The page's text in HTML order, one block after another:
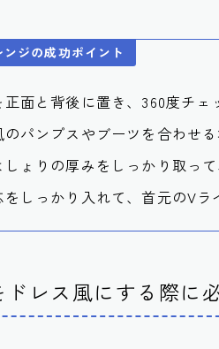
ジの成功ポイント
正面と背後に置き、360度チェ
のパンプスやブーツを合わせ
しょりの厚みをしっかり取っ
をしっかり入れて、首元のVラ
レス風にする際に